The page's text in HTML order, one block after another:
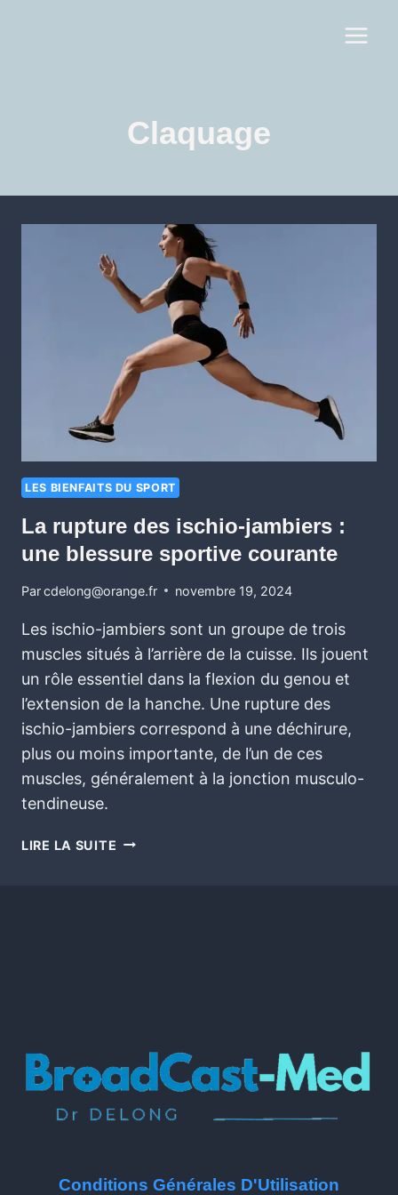
Claquage
LES BIENFAITS DU SPORT
La rupture des ischio-jambiers :
une blessure sportive courante
Parcdelong@orange.fr novembre 19, 2024
Les ischio-jambiers sont un groupe de trois
muscles situés à l’arrière de la cuisse. Ils jouent
un rôle essentiel dans la flexion du genou et
l’extension de la hanche. Une rupture des
ischio-jambiers correspond à une déchirure,
plus ou moins importante, de l’un de ces
muscles, généralement à la jonction musculo-
tendineuse.
LIRE LA SUITE
Conditions Générales D'Utilisation